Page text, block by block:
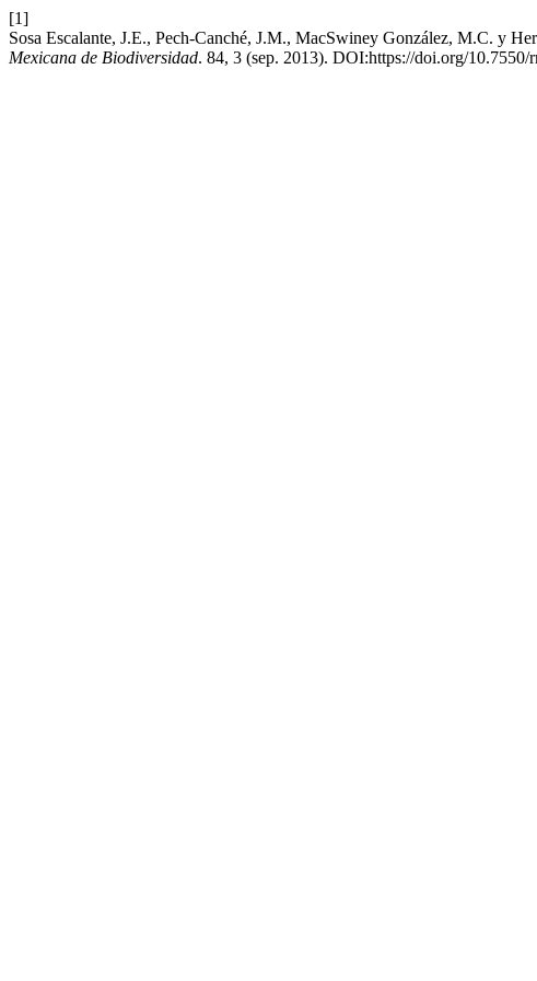
[1]
Sosa Escalante, J.E., Pech-Canché, J.M., MacSwiney González, M.C. y
Mexicana de Biodiversidad. 84, 3 (sep. 2013). DOI:https://doi.org/10.7550/